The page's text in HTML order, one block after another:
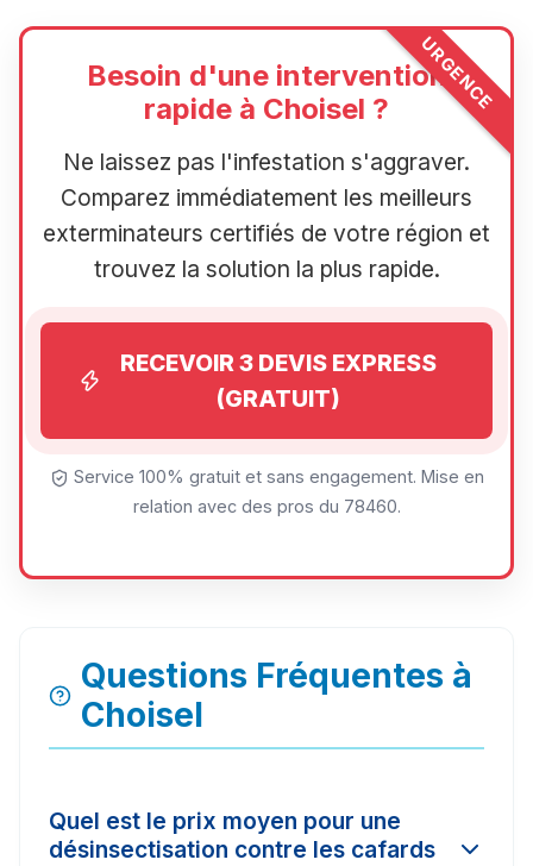
URGENCE
Besoin d'une intervention
rapide à Choisel ?
Ne laissez pas l'infestation s'aggraver.
Comparez immédiatement les meilleurs
exterminateurs certifiés de votre région et
trouvez la solution la plus rapide.
RECEVOIR 3 DEVIS EXPRESS
(GRATUIT)
Service 100% gratuit et sans engagement. Mise en
relation avec des pros du 78460.
Questions Fréquentes à
Choisel
Quel est le prix moyen pour une
désinsectisation contre les cafards